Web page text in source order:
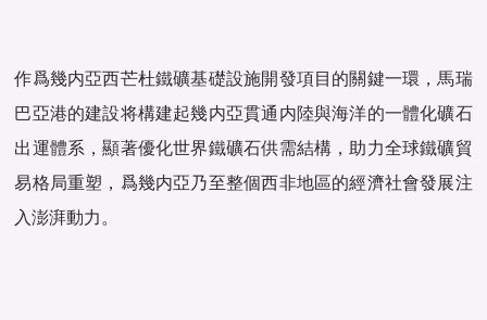
作爲幾内亞西芒杜鐵礦基礎設施開發項目的關鍵一環，馬瑞
巴亞港的建設将構建起幾内亞貫通内陸與海洋的一體化礦石
出運體系，顯著優化世界鐵礦石供需結構，助力全球鐵礦貿
易格局重塑，爲幾内亞乃至整個西非地區的經濟社會發展注
入澎湃動力。